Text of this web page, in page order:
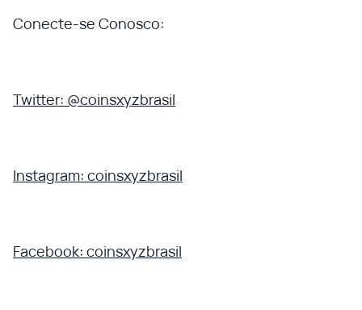
Conecte-se Conosco:
Twitter: @coinsxyzbrasil
Instagram: coinsxyzbrasil
Facebook: coinsxyzbrasil